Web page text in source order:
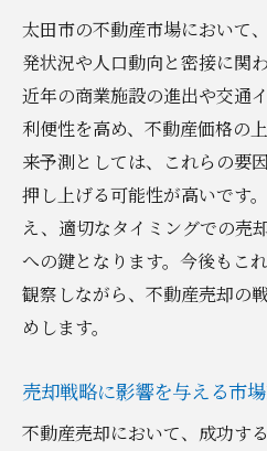
太田市の不動産市場において
発状況や人口動向と密接に関
近年の商業施設の進出や交通
利便性を高め、不動産価格の
来予測としては、これらの要
押し上げる可能性が高いです
え、適切なタイミングでの売
への鍵となります。今後もこ
観察しながら、不動産売却の
めします。
売却戦略に影響を与える市
不動産売却において、成功す